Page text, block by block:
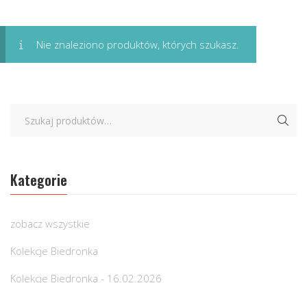
Nie znaleziono produktów, których szukasz.
Kategorie
zobacz wszystkie
Kolekcje Biedronka
Kolekcje Biedronka - 16.02.2026